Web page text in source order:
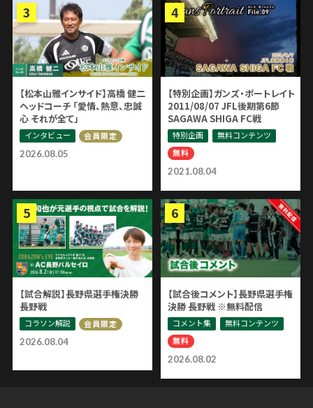
2026.08.05
【松本山雅インサイド】高橋 健二
ヘッドコーチ 「愛情、熱意、忠誠
心 それが全て」
インタビュー 会員限定
2021.08.04
【特別企画】ガンズ・ポートレイト
2011/08/07 JFL後期第6節
SAGAWA SHIGA FC戦
特別企画
無料コンテンツ
無料
2026.08.04
【試合解説】長野県選手権決勝
長野戦
コラソン解説 会員限定
2026.08.02
【試合後コメント】長野県選手権
決勝 長野戦 ※無料配信
コメント集
無料コンテンツ
無料